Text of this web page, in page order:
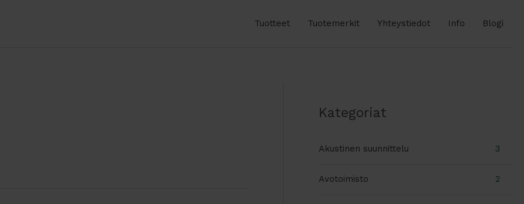
Tuotteet Tuotemerkit Yhteystiedot Info Blogi
Kategoriat
Akustinen suunnittelu 3
Avotoimisto 2